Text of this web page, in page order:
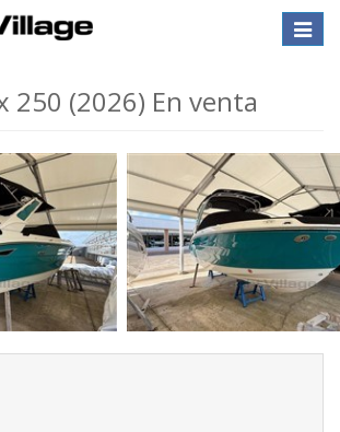
Toggle
250 (2026) En venta